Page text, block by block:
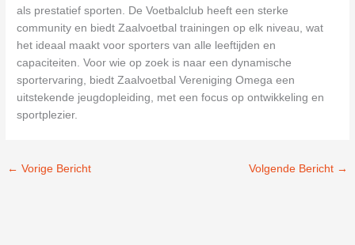
als prestatief sporten. De Voetbalclub heeft een sterke
community en biedt Zaalvoetbal trainingen op elk niveau, wat
het ideaal maakt voor sporters van alle leeftijden en
capaciteiten. Voor wie op zoek is naar een dynamische
sportervaring, biedt Zaalvoetbal Vereniging Omega een
uitstekende jeugdopleiding, met een focus op ontwikkeling en
sportplezier.
← Vorige Bericht Volgende Bericht →